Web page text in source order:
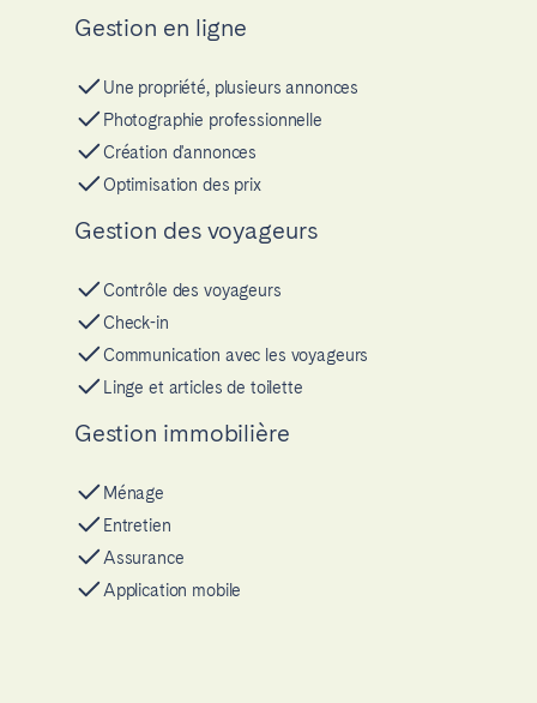
Gestion en ligne
Une propriété, plusieurs annonces
Photographie professionnelle
Création d'annonces
Optimisation des prix
Gestion des voyageurs
Contrôle des voyageurs
Check-in
Communication avec les voyageurs
Linge et articles de toilette
Gestion immobilière
Ménage
Entretien
Assurance
Application mobile